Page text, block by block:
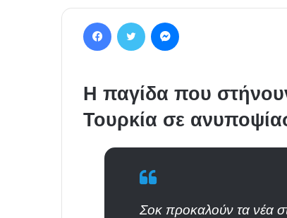
Η παγίδα που
Τουρκία σε
Σοκ προκαλούν τα νέα